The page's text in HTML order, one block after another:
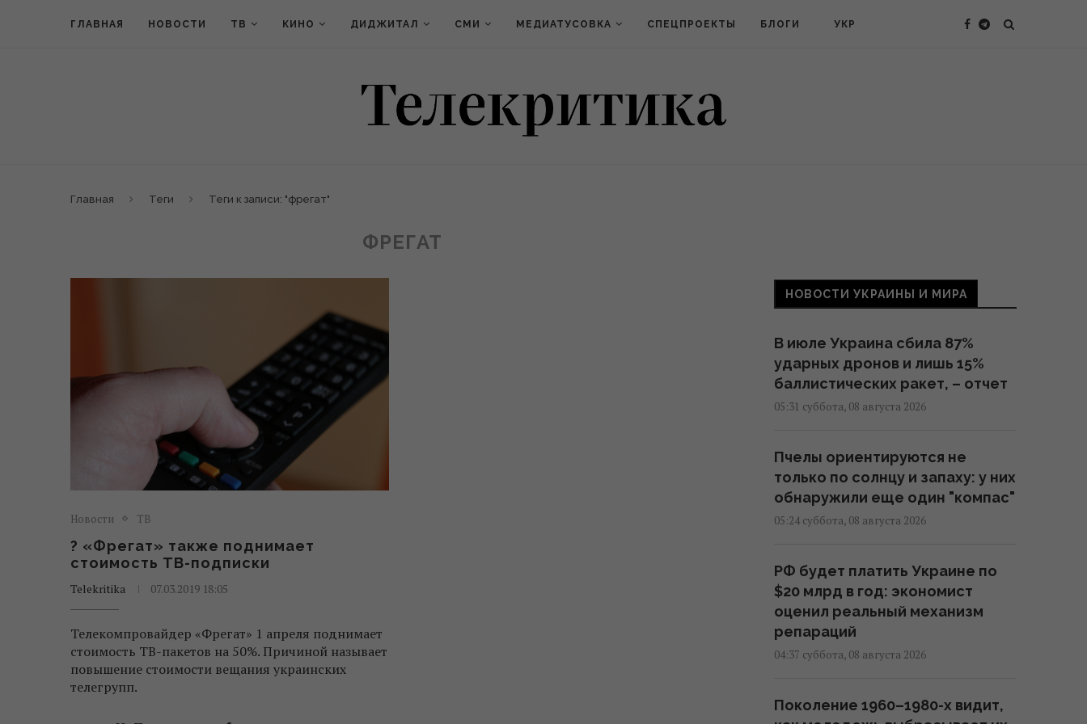
ГЛАВНАЯ НОВОСТИ ТВ КИНО ДИДЖИТАЛ СМИ МЕДИАТУСОВКА СПЕЦПРОЕКТЫ БЛОГИ УКР
Главная Теги Теги к записи: "фрегат"
ФРЕГАТ
Новости ТВ
? «Фрегат» также поднимает
стоимость ТВ-подписки
Telekritika 07.03.2019 18:05
Телекомпровайдер «Фрегат» 1 апреля поднимает
стоимость ТВ-пакетов на 50%. Причиной называет
повышение стоимости вещания украинских
телегрупп.
НОВОСТИ УКРАИНЫ И МИРА
В июле Украина сбила 87%
ударных дронов и лишь 15%
баллистических ракет, – отчет
05:31 суббота, 08 августа 2026
Пчелы ориентируются не
только по солнцу и запаху: у них
обнаружили еще один "компас"
05:24 суббота, 08 августа 2026
РФ будет платить Украине по
$20 млрд в год: экономист
оценил реальный механизм
репараций
04:37 суббота, 08 августа 2026
Поколение 1960–1980-х видит,